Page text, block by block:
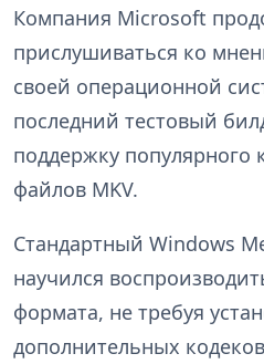
Компания Microsoft
прислушиваться ко
своей операционной
последний тестовый
поддержку популярного
файлов MKV.
Стандартный Windows
научился
формата, не требуя
дополнительных